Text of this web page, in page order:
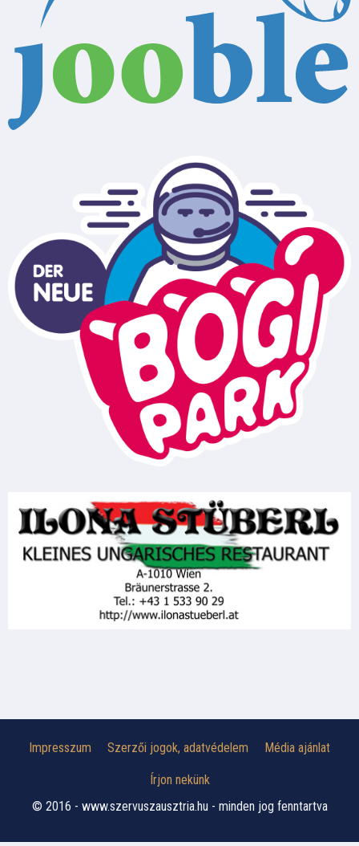
Impresszum Szerzői jogok, adatvédelem Média ajánlat
Írjon nekünk
© 2016 - www.szervuszausztria.hu - minden jog fenntartva